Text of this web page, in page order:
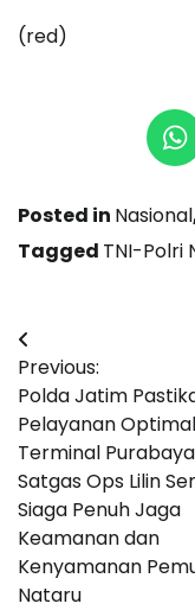
(red)
Posted in Nasional
Tagged TNI-Polri
Navigasi
pos
Previous:
Polda Jatim
Pelayanan
Terminal
Satgas Ops Lilin
Siaga Penuh Jaga
Keamanan dan
Kenyamanan
Nataru